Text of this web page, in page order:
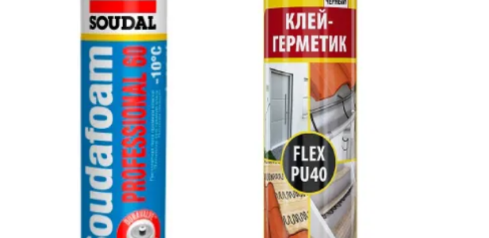
этой инструкцией:
соединений и т. д.
поверхности, на которые вы собираетесь его нанести
диапазон и прочность
Правильно подобранный продукт обеспечит надежную
воздействий. Благодаря этому значительно увеличивается срок